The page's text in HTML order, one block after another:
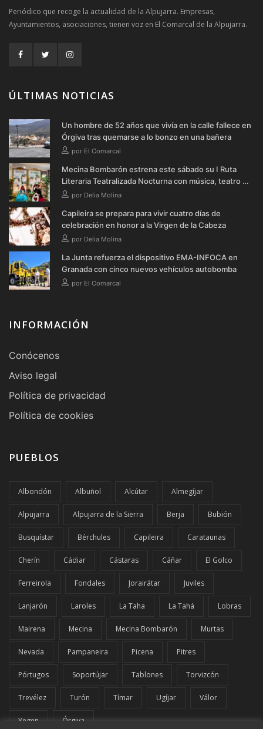
Periódico que recoge la actualidad de la Alpujarra. Empresas,
Ayuntamientos, asociaciones, tienen voz en El Comarcal de la Alpujarra.
ÚLTIMAS NOTICIAS
Un hombre de 52 años que vivía en la calle fallece en
Órgiva tras quemarse a lo bonzo en una bañera
por El Comarcal
Mecina Bombarón estrena este sábado su I Ruta
Literaria Teatralizada Nocturna con música, teatro y
verbena
por Delia Molina
Capileira se prepara para vivir cuatro días de
celebración en honor a la Virgen de la Cabeza
por Delia Molina
La Junta refuerza el dispositivo EMA-INFOCA en
Granada con cinco nuevos vehículos autobomba
por El Comarcal
INFORMACIÓN
Conócenos
Aviso legal
Política de privacidad
Política de cookies
PUEBLOS
Albondón Albuñol Alcútar Almegíjar
Alpujarra Alpujarra de la Sierra Berja Bubión
Busquístar Bérchules Capileira Carataunas
Cherín Cádiar Cástaras Cáñar El Golco
Ferreirola Fondales Jorairátar Juviles
Lanjarón Laroles La Taha La Tahá Lobras
Mairena Mecina Mecina Bombarón Murtas
Nevada Pampaneira Picena Pitres
Pórtugos Soportújar Tablones Torvizcón
Trevélez Turón Tímar Ugíjar Válor
Yegen Órgiva